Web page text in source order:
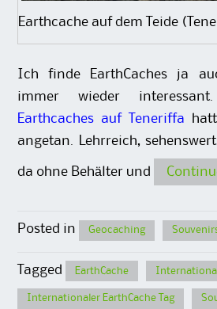
Earthcache auf dem Teide
Ich finde EarthCaches ja
immer wieder
Earthcaches auf Teneriffa
angetan. Lehrreich,
da ohne Behälter und
Posted in Geocaching
Tagged EarthCache
Internationaler EarthCache Tag